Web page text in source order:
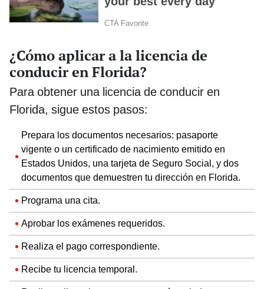
¿Cómo aplicar a la licencia de
conducir en Florida?
Para obtener una licencia de conducir en
Florida, sigue estos pasos:
Prepara los documentos necesarios: pasaporte
vigente o un certificado de nacimiento emitido en
Estados Unidos, una tarjeta de Seguro Social, y dos
documentos que demuestren tu dirección en Florida.
Programa una cita.
Aprobar los exámenes requeridos.
Realiza el pago correspondiente.
Recibe tu licencia temporal.